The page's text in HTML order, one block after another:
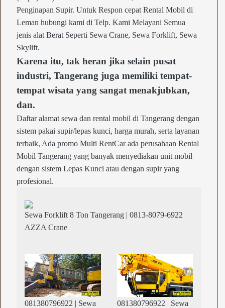
Penginapan Supir. Untuk Respon cepat Rental Mobil di
Leman hubungi kami di Telp. Kami Melayani Semua
jenis alat Berat Seperti Sewa Crane, Sewa Forklift, Sewa
Skylift.
Karena itu, tak heran jika selain pusat
industri, Tangerang juga memiliki tempat-
tempat wisata yang sangat menakjubkan,
dan.
Daftar alamat sewa dan rental mobil di Tangerang dengan
sistem pakai supir/lepas kunci, harga murah, serta layanan
terbaik, Ada promo Multi RentCar ada perusahaan Rental
Mobil Tangerang yang banyak menyediakan unit mobil
dengan sistem Lepas Kunci atau dengan supir yang
profesional.
Sewa Forklift 8 Ton Tangerang | 0813-8079-6922
AZZA Crane
081380796922 | Sewa 081380796922 | Sewa